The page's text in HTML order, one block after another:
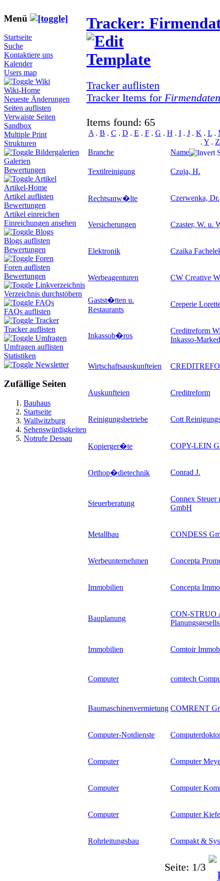
Menü
Startseite
Suche
Kontaktiere uns
Kalender
Users map
Wiki
Wiki-Home
Neueste Änderungen
Seiten auflisten
Verwaiste Seiten
Sandbox
Multiple Print
Strukturen
Bildergalerien
Galerien
Bewertungen
Artikel
Artikel-Home
Artikel auflisten
Bewertungen
Artikel einreichen
Einreichungen ansehen
Blogs
Blogs auflisten
Bewertungen
Foren
Foren auflisten
Bewertungen
Linkverzeichnis
Verzeichnis durchstöbern
FAQs
FAQs auflisten
Tracker
Tracker auflisten
Umfragen
Umfragen auflisten
Statistiken
Newsletter
Zufällige Seiten
Bauhaus
Startseite
Wallwitzburg
Sehenswürdigkeiten
Notrufe Dessau
Tracker:
Tracker auflisten
Tracker Items for
Items found: 65
A . B . C . D . E . F. G . H . I. J. K . L.
. Y . Z
Branche
Name
Textilreinigung Czuja, H.
Rechtsanw�lte Czerwenka, Dr.
Versicherungen Czaster, W. u.
Elektronik Czaika
Werbeagenturen CW Creative
Gastst�tten u.
Restaurants
Creperie
Inkassob�ros
Creditreform
Inkasso-
Wirtschaftsauskunfteien
Auskunfteien Creditreform
Reinigungsbetriebe Cott
Kopierger�te COPY-LEIN
Orthop�dietechnik Conrad J.
Steuerberatung
Connex Steuer
GmbH
Metallbau CONDESS
Werbeunternehmen Concepta
Immobilien Concepta
Bauplanung
CON-STRUO
Immobilien Comtoir
Computer comtech
Baumaschinenvermietung COMRENT
Computer-Notdienste
Computer Computer
Computer Computer
Computer Computer
Rohrleitungsbau Compakt &
Seite: 1/3